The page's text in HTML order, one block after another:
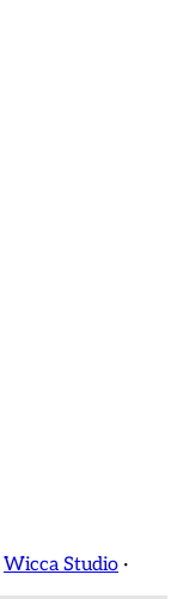
Wicca Studio ·